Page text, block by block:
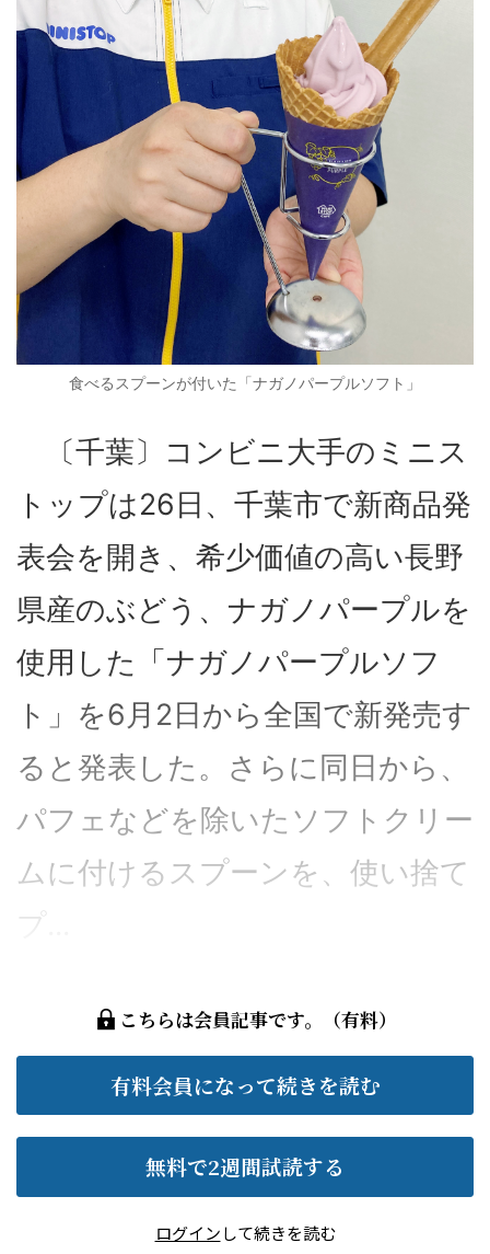
食べるスプーンが付いた「ナガノパープルソフト」
〔千葉〕コンビニ大手のミニス
トップは26日、千葉市で新商品発
表会を開き、希少価値の高い長野
県産のぶどう、ナガノパープルを
使用した「ナガノパープルソフ
ト」を6月2日から全国で新発売す
ると発表した。さらに同日から、
パフェなどを除いたソフトクリー
ムに付けるスプーンを、使い捨て
プ...
こちらは会員記事です。（有料）
有料会員になって続きを読む
無料で2週間試読する
ログインして続きを読む